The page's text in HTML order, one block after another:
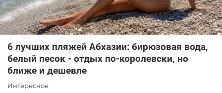
6 лучших пляжей Абхазии: бирюзовая вода,
белый песок - отдых по-королевски, но
ближе и дешевле
Интересное